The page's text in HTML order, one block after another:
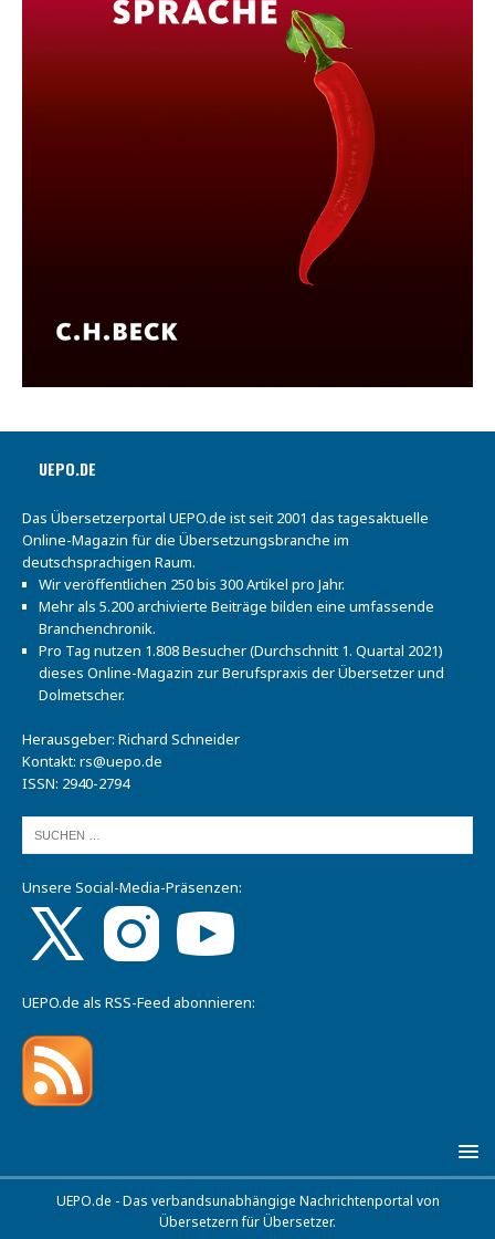
UEPO.DE
Das Übersetzerportal UEPO.de ist seit 2001 das tagesaktuelle
Online-Magazin für die Übersetzungsbranche im
deutschsprachigen Raum.
Wir veröffentlichen 250 bis 300 Artikel pro Jahr.
Mehr als 5.200 archivierte Beiträge bilden eine umfassende
Branchenchronik.
Pro Tag nutzen 1.808 Besucher (Durchschnitt 1. Quartal 2021)
dieses Online-Magazin zur Berufspraxis der Übersetzer und
Dolmetscher.
Herausgeber: Richard Schneider
Kontakt: rs@uepo.de
ISSN: 2940-2794
Unsere Social-Media-Präsenzen:
UEPO.de als RSS-Feed abonnieren:
UEPO.de - Das verbandsunabhängige Nachrichtenportal von
Übersetzern für Übersetzer.